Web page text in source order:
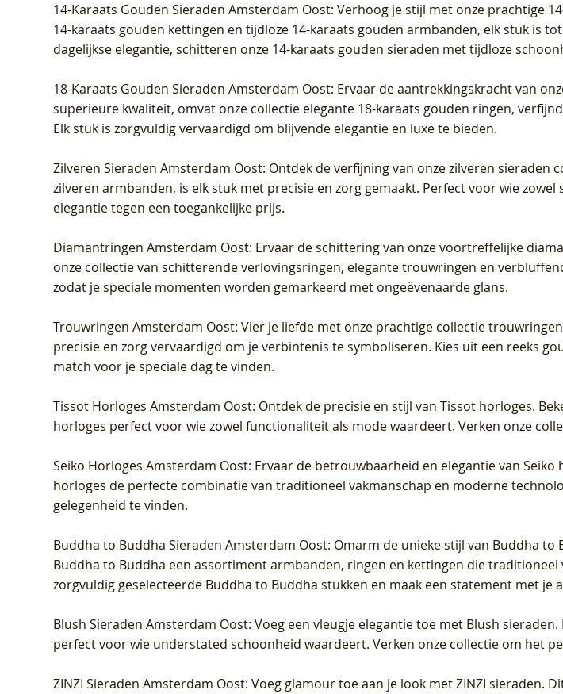
14-Karaats Gouden Sieraden Amsterdam Oost: Verhoog je stijl met onze prachtige
14-karaats gouden kettingen en tijdloze 14-karaats gouden armbanden, elk stuk is
dagelijkse elegantie, schitteren onze 14-karaats gouden sieraden met tijdloze
18-Karaats Gouden Sieraden Amsterdam Oost: Ervaar de aantrekkingskracht van
superieure kwaliteit, omvat onze collectie elegante 18-karaats gouden ringen,
Elk stuk is zorgvuldig vervaardigd om blijvende elegantie en luxe te bieden.
Zilveren Sieraden Amsterdam Oost: Ontdek de verfijning van onze zilveren sieraden
zilveren armbanden, is elk stuk met precisie en zorg gemaakt. Perfect voor wie
elegantie tegen een toegankelijke prijs.
Diamantringen Amsterdam Oost: Ervaar de schittering van onze voortreffelijke
onze collectie van schitterende verlovingsringen, elegante trouwringen en
zodat je speciale momenten worden gemarkeerd met ongeëvenaarde glans.
Trouwringen Amsterdam Oost: Vier je liefde met onze prachtige collectie
precisie en zorg vervaardigd om je verbintenis te symboliseren. Kies uit een reeks
match voor je speciale dag te vinden.
Tissot Horloges Amsterdam Oost: Ontdek de precisie en stijl van Tissot horloges.
horloges perfect voor wie zowel functionaliteit als mode waardeert. Verken onze
Seiko Horloges Amsterdam Oost: Ervaar de betrouwbaarheid en elegantie van
horloges de perfecte combinatie van traditioneel vakmanschap en moderne
gelegenheid te vinden.
Buddha to Buddha Sieraden Amsterdam Oost: Omarm de unieke stijl van Buddha
Buddha to Buddha een assortiment armbanden, ringen en kettingen die
zorgvuldig geselecteerde Buddha to Buddha stukken en maak een statement met je
Blush Sieraden Amsterdam Oost: Voeg een vleugje elegantie toe met Blush
perfect voor wie understated schoonheid waardeert. Verken onze collectie om het
ZINZI Sieraden Amsterdam Oost: Voeg glamour toe aan je look met ZINZI sieraden.